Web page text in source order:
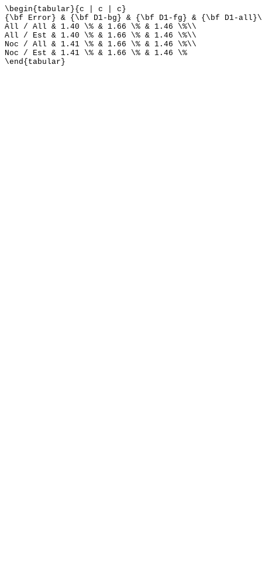
\begin{tabular}{c | c | c}
{\bf Error} & {\bf D1-bg} & {\bf D1-fg} & {\bf D1-
All / All & 1.40 \% & 1.66 \% & 1.46 \%\\
All / Est & 1.40 \% & 1.66 \% & 1.46 \%\\
Noc / All & 1.41 \% & 1.66 \% & 1.46 \%\\
Noc / Est & 1.41 \% & 1.66 \% & 1.46 \%
\end{tabular}